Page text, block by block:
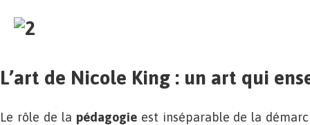
L’art de Nicole King : un art qui
Le rôle de la pédagogieest inséparable de la